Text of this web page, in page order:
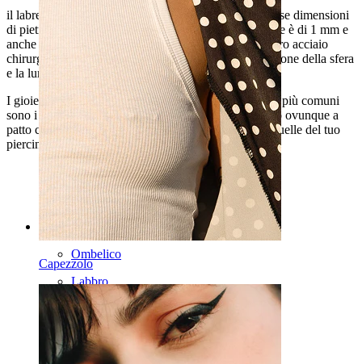
Capezzolo
il labret è disponibile in diverse lunghezze e con diverse dimensioni
di pietra. Comune a tutti loro è lo spessore dell'asta che è di 1 mm e
anche il materiale con cui il gioiello è realizzato, ovvero acciaio
chirurgico. L'unica cosa che fa differenza è la dimensione della sfera
e la lunghezza dell'asta.
I gioielli possono essere utilizzati in diversi piercing. I più comuni
sono i piercing all'orecchioo al labbro, ma puoi usarlo ovunque a
patto che le dimensioni del gioiello corrispondano a quelle del tuo
piercing.
Categories
Ombelico
Labbro
Capezzolo
Industrial